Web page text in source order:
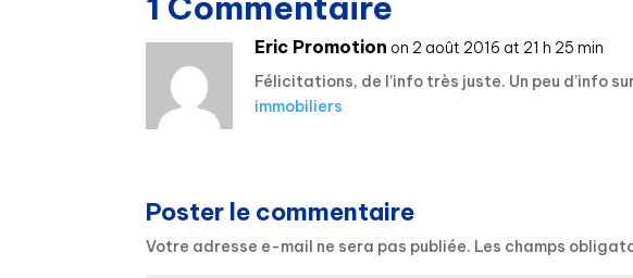
Eric Promotion on 2 août 2016 at 21 h 25 min
Félicitations, de l’info très juste. Un peu d’info
immobiliers
Poster le commentaire
Votre adresse e-mail ne sera pas publiée. Les champs